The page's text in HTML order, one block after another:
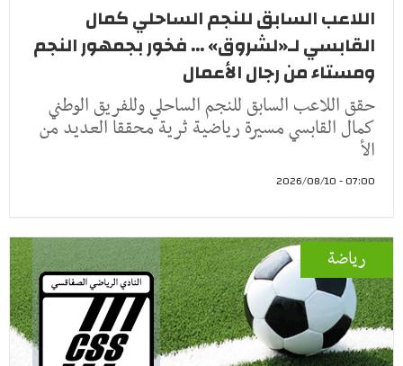
اللاعب السابق للنجم الساحلي كمال
القابسي لـ«لشروق» ... فخور بجمهور النجم
ومستاء من رجال الأعمال
حقق اللاعب السابق للنجم الساحلي وللفريق الوطني
كمال القابسي مسيرة رياضية ثرية محققا العديد من
الأ
07:00 - 2026/08/10
رياضة